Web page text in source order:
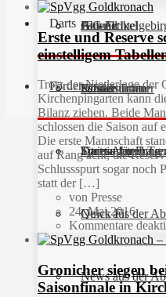
Fan-Artikel
Partner
Sportanlagen
Galerie
JFG
Schiedsrichter
Aktuell
Unsere Trainer
Training und
Kinderturnen
Fitness für
Quick Fit
News aus der
Darts
Darts-Abteilung
News aus der
Förderverein
Erste und Reserve
einstelligem
Trotz der Niederlage der
Kirchenpingarten kann
Bilanz ziehen. Beide
schlossen die Saison auf
Die erste Mannschaft
auf Rang acht, die
Schlussspurt sogar noch
statt der […]
von Presse
24. Mai 2016
Kommentare
Gronicher siegen
Saisonfinale in